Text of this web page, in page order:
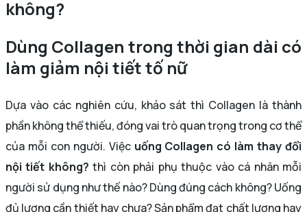
không?
Dùng Collagen trong thời gian dài có
làm giảm nội tiết tố nữ
Dựa vào các nghiên cứu, khảo sát thì Collagen là thành
phần không thể thiếu, đóng vai trò quan trọng trong cơ thể
của mỗi con người. Việc uống Collagen có làm thay đổi
nội tiết không? thì còn phải phụ thuộc vào cá nhân mỗi
người sử dụng như thế nào? Dùng đúng cách không? Uống
đủ lượng cần thiết hay chưa? Sản phẩm đạt chất lượng hay